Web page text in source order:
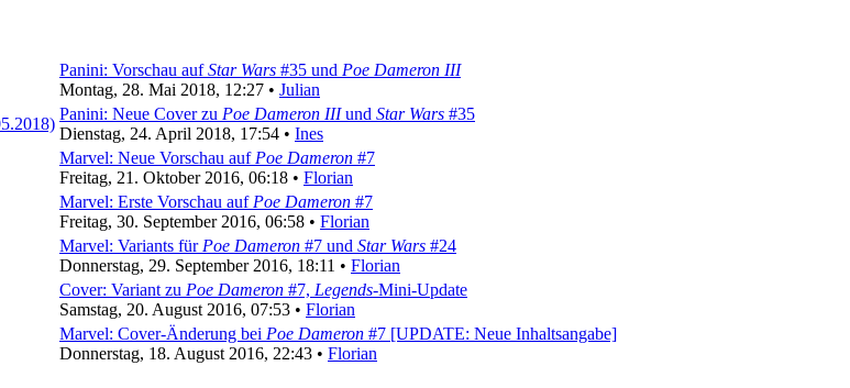
Panini: Vorschau aufStar Wars #35 und Poe Dameron III
Montag, 28. Mai 2018, 12:27 • Julian
Panini: Neue Cover zu Poe Dameron IIIund Star Wars #35
Dienstag, 24. April 2018, 17:54 • Ines
Marvel: Neue Vorschau auf Poe Dameron #7
Freitag, 21. Oktober 2016, 06:18 • Florian
Marvel: Erste Vorschau auf Poe Dameron #7
Freitag, 30. September 2016, 06:58 • Florian
Marvel: Variants für Poe Dameron #7 und Star Wars #24
Donnerstag, 29. September 2016, 18:11 • Florian
Cover: Variant zu Poe Dameron #7, Legends-Mini-Update
Samstag, 20. August 2016, 07:53 • Florian
Marvel: Cover-Änderung bei Poe Dameron #7 [UPDATE: Neue Inhaltsangabe]
Donnerstag, 18. August 2016, 22:43 • Florian